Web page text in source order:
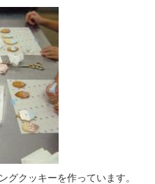
グクッキーを作っています。